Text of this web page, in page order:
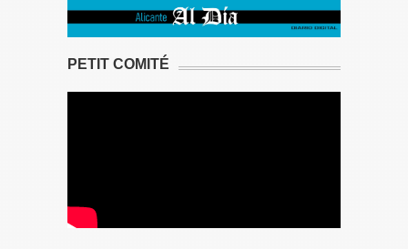
PETIT COMITÉ